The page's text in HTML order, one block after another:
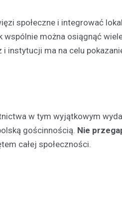
społeczne i integrować
wspólnie można osiągnąć
instytucji ma na celu
w tym wyjątkowym
gościnnością. Nie
całej społeczności.